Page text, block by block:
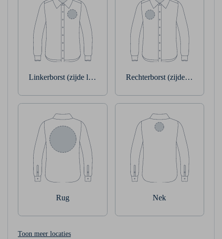
Linkerborst (zijde linkerarm) Rechterborst (zijde
Rug Nek
Toon meer locaties